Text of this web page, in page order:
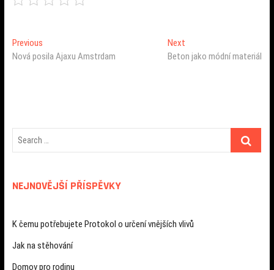
Navigace
pro
PreviousPrevious
post:
Nová posila Ajaxu Amstrdam
Next
post:
Beton jako módní materiál
NEJNOVĚJŠÍ PŘÍSPĚVKY
K čemu potřebujete Protokol o určení vnějších vlivů
Jak na stěhování
Domov pro rodinu